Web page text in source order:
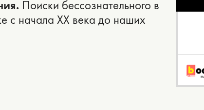
Поиски бессознательного в
с начала XX века до наших